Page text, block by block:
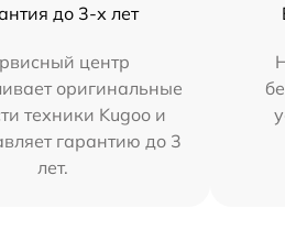
до 3-х лет
центр
оригинальные
техники Kugoo и
гарантию до 3
лет.